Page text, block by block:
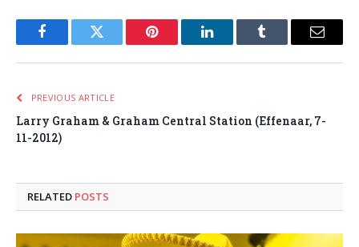
FacebookTwitter Pinterest LinkedInTumblr Email
PREVIOUS ARTICLE
Larry Graham & Graham Central Station (Effenaar, 7-
11-2012)
RELATED POSTS